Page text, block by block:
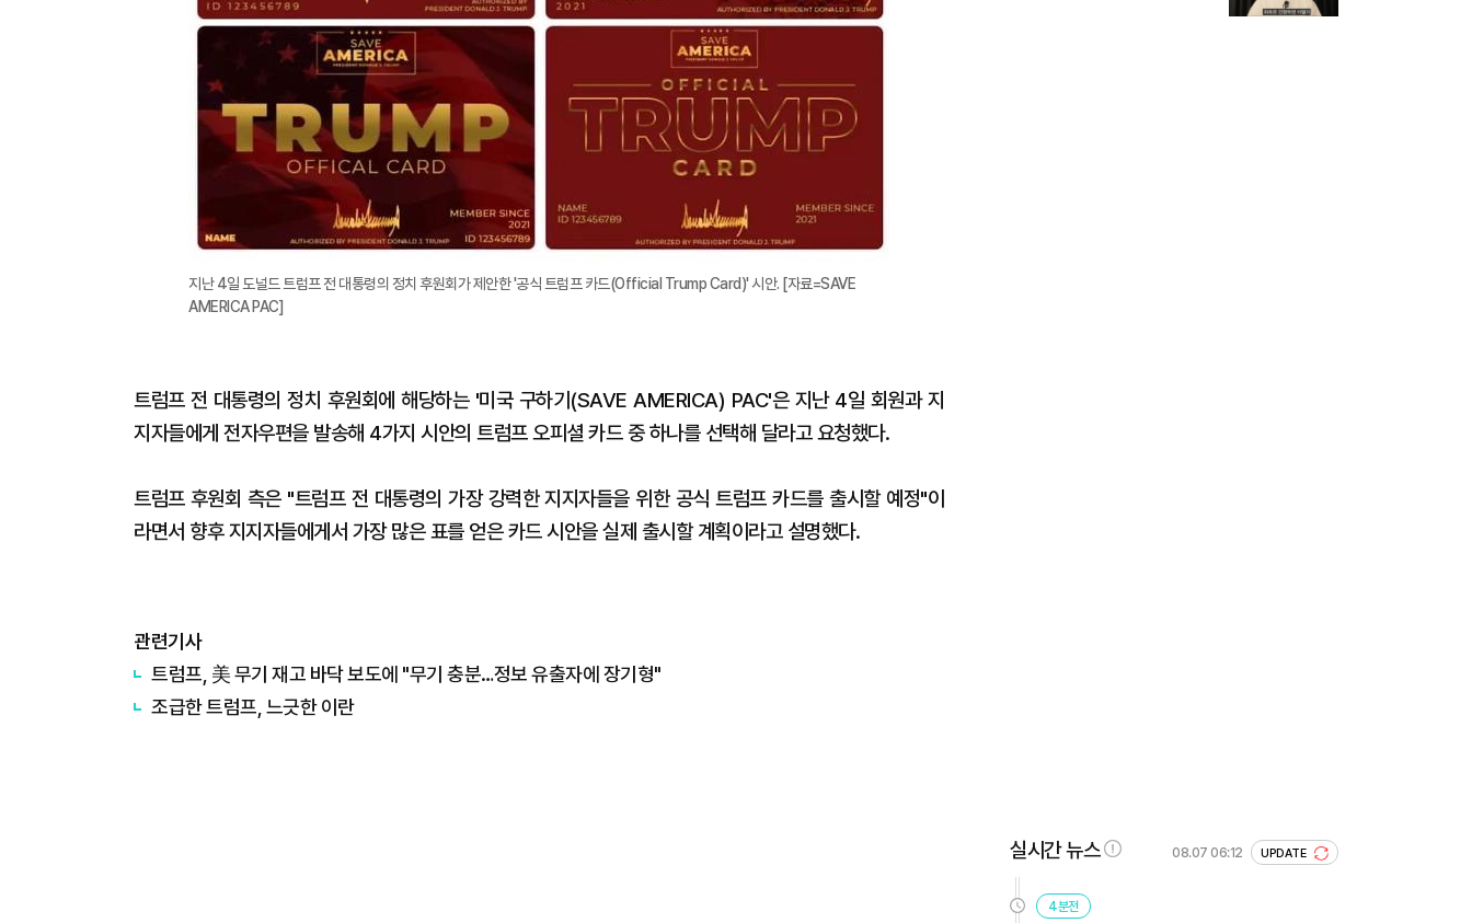
지난 4일 도널드 트럼프 전 대통령의 정치 후원회가 제안한 '공식 트럼프 카드(Official Trump Card)' 시안. [자료=SAVE
AMERICA PAC]
트럼프 전 대통령의 정치 후원회에 해당하는 '미국 구하기(SAVE AMERICA) PAC'은 지난 4일 회원과 지
지자들에게 전자우편을 발송해 4가지 시안의 트럼프 오피셜 카드 중 하나를 선택해 달라고 요청했다.
트럼프 후원회 측은 "트럼프 전 대통령의 가장 강력한 지지자들을 위한 공식 트럼프 카드를 출시할 예정"이
라면서 향후 지지자들에게서 가장 많은 표를 얻은 카드 시안을 실제 출시할 계획이라고 설명했다.
관련기사
트럼프, 美 무기 재고 바닥 보도에 "무기 충분…정보 유출자에 장기형"
조급한 트럼프, 느긋한 이란
실시간 뉴스 08.07 06:12 UPDATE
4분전